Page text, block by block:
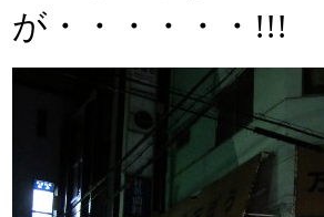
が・・・・・・!!!